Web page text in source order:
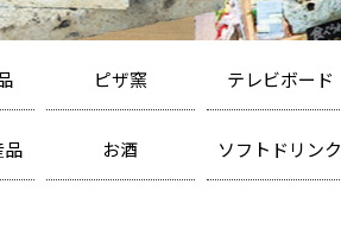
チ
ピザ窯 テレビボード
品 お酒 ソフトドリンク